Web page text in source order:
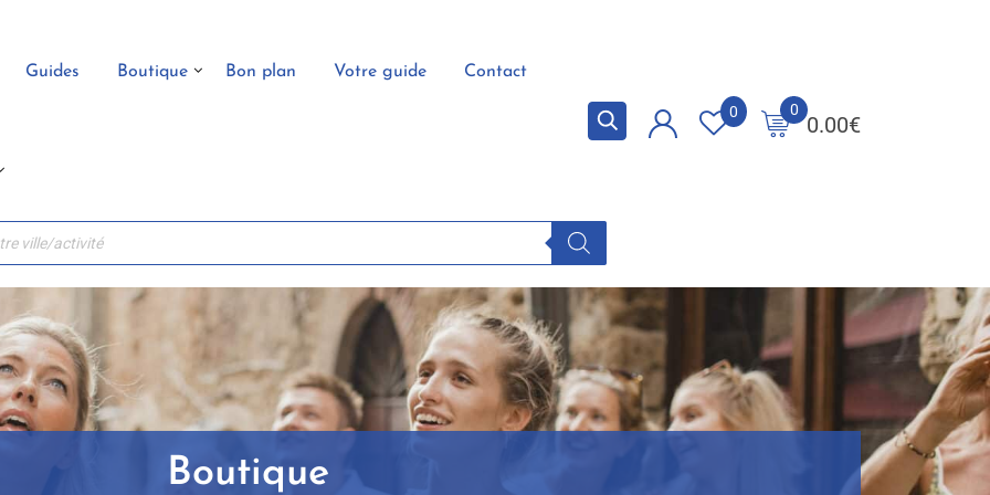
Guides Boutique Bon plan Votre guide Contact
0.00€
0
0
Boutique